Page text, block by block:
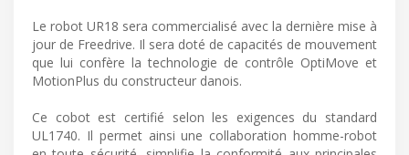
Le robot UR18 sera commercialisé avec la dernière mise à
jour de Freedrive. Il sera doté de capacités de mouvement
que lui confère la technologie de contrôle OptiMove et
MotionPlus du constructeur danois.
Ce cobot est certifié selon les exigences du standard
UL1740. Il permet ainsi une collaboration homme-robot